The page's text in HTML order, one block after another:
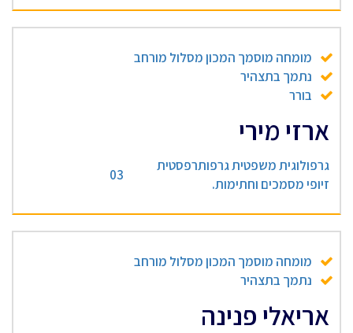
מומחה מוסמך המכון מסלול מורחב
נתמך בתצהיר
בורר
ארזי מירי
גרפולוגית משפטית גרפותרפסטית
זיופי מסמכים וחתימות.
03
מומחה מוסמך המכון מסלול מורחב
נתמך בתצהיר
אריאלי פנינה